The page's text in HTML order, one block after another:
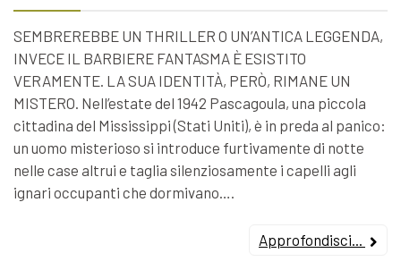
SEMBREREBBE UN THRILLER O UN’ANTICA LEGGENDA,
INVECE IL BARBIERE FANTASMA È ESISTITO
VERAMENTE. LA SUA IDENTITÀ, PERÒ, RIMANE UN
MISTERO. Nell’estate del 1942 Pascagoula, una piccola
cittadina del Mississippi (Stati Uniti), è in preda al panico:
un uomo misterioso si introduce furtivamente di notte
nelle case altrui e taglia silenziosamente i capelli agli
ignari occupanti che dormivano….
Approfondisci...